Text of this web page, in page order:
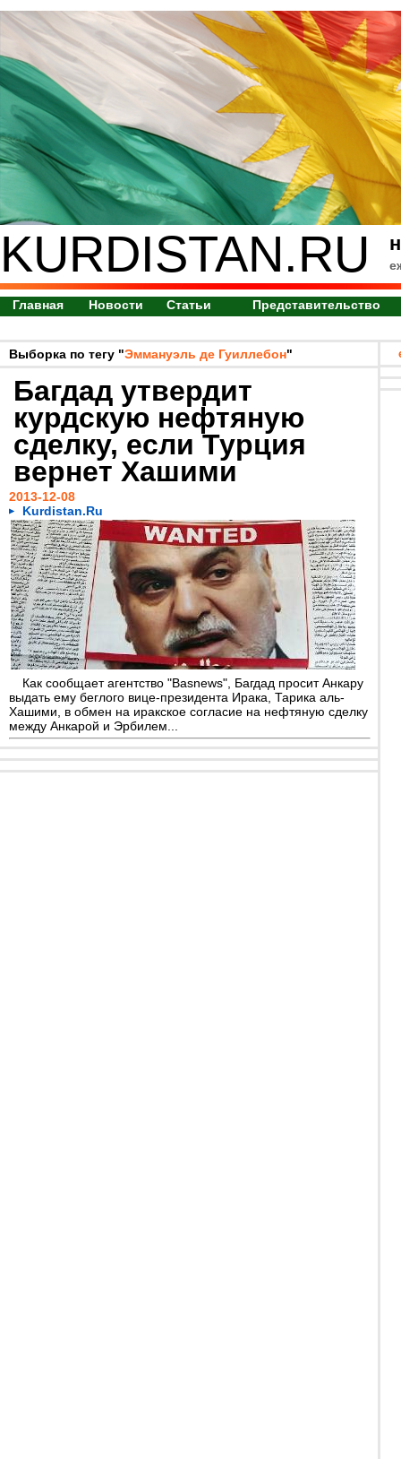
KURDISTAN.RU
Главная Новости Статьи Представительство
Выборка по тегу "Эммануэль де Гуиллебон"
Багдад утвердит
курдскую нефтяную
сделку, если Турция
вернет Хашими
2013-12-08
Kurdistan.Ru
Как сообщает агентство "Basnews", Багдад просит Анкару
выдать ему беглого вице-президента Ирака, Тарика аль-
Хашими, в обмен на иракское согласие на нефтяную сделку
между Анкарой и Эрбилем...